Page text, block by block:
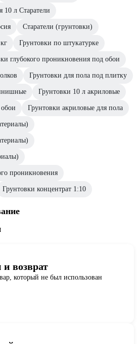
10 л Старатели
Старатели (грунтовки)
Грунтовки по штукатурке
глубокого проникновения под обои
Грунтовки для пола под плитку
Грунтовки 10 л акриловые
Грунтовки акриловые для пола
проникновения
Грунтовки концентрат 1:10
и возврат
который не был использован